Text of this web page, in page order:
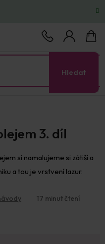
Hledat
košík
3. díl
si namalujeme si zátiší a
a tou je vrstvení lazur.
17 minut čtení